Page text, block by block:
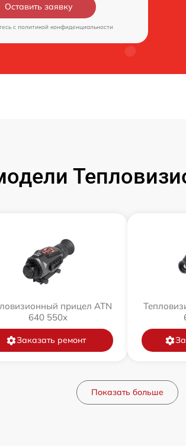
Оставить заявку
c политикой конфиденциальности
прицел ATN
640 550x
Заказать ремонт
Показать больше